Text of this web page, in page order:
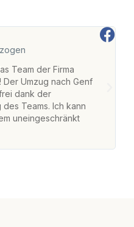
Team der Firma
Der Umzug nach Genf
dank der
Teams. Ich kann
uneingeschränkt